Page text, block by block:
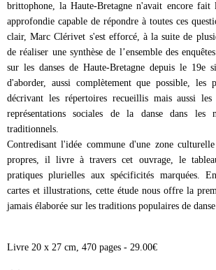
brittophone, la Haute-Bretagne n'avait encore fait
approfondie capable de répondre à toutes ces
clair, Marc Clérivet s'est efforcé, à la suite de
de réaliser une synthèse de l’ensemble des
sur les danses de Haute-Bretagne depuis le 19e
d'aborder, aussi complètement que possible, les
décrivant les répertoires recueillis mais aussi les
représentations sociales de la danse dans les
traditionnels.
Contredisant l'idée commune d'une zone
propres, il livre à travers cet ouvrage, le
pratiques plurielles aux spécificités marquées.
cartes et illustrations, cette étude nous offre la
jamais élaborée sur les traditions populaires de
Livre 20 x 27 cm, 470 pages - 29.00€